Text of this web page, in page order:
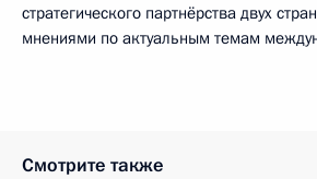
стратегического партнёрства двух
мнениями по актуальным темам
Смотрите также